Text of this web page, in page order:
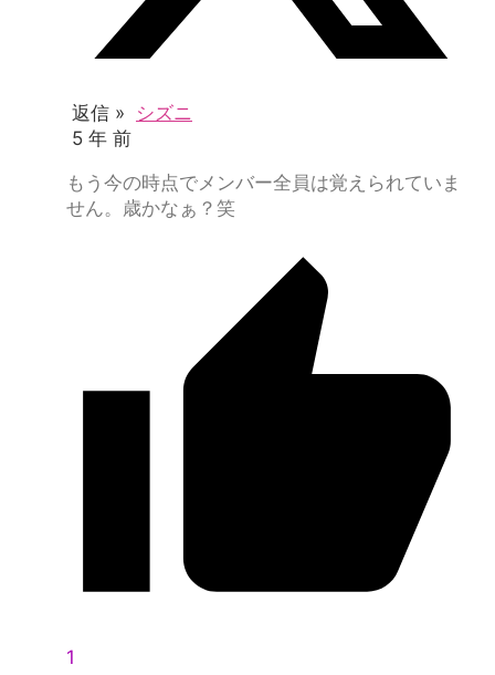
返信 » シズニ
5 年 前
もう今の時点でメンバー全員は覚えられていま
せん。歳かなぁ？笑
1